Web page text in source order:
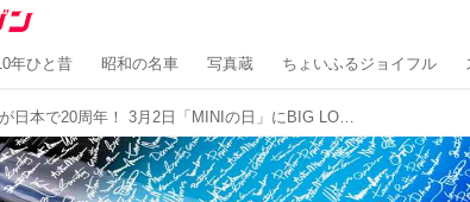
年ひと昔 昭和の名車 写真蔵 ちょいふるジョイフル
BMW MINIが日本で20周年！ 3月2日「MINIの日」にBIG LOVE ACTION powered by MINI始動